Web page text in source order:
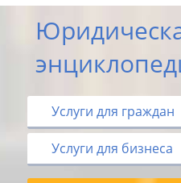
Услуги для граждан
Услуги для бизнеса